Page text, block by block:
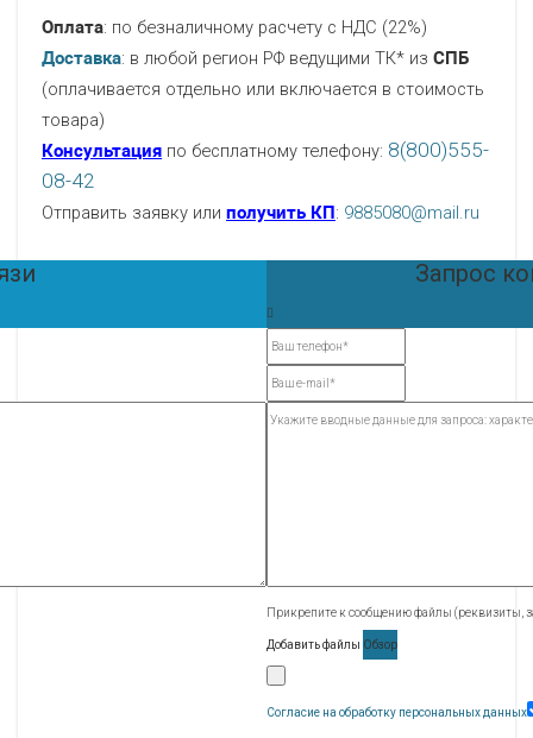
Оплата: по безналичному расчету с НДС (22%)
Доставка: в любой регион РФ ведущими ТК* из СПБ
(оплачивается отдельно или включается в стоимость
товара)
Консультация по бесплатному телефону: 8(800)555-
08-42
Отправить заявку или получить КП: 9885080@mail.ru
Запрос
Прикрепите к сообщению файлы (реквизиты,
Добавить файлы Обзор
Согласие на обработку персональных данных